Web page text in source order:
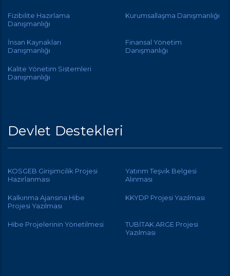
Fizibilite Hazırlama
Danışmanlığı
Kurumsallaşma Danışmanlığı
İnsan Kaynakları
Danışmanlığı
Finansal Yönetim
Danışmanlığı
Kalite Yönetim Sistemleri
Danışmanlığı
Devlet Destekleri
KOSGEB Girişimcilik Projesi
Hazırlanması
Yatırım Teşvik Belgesi
Alınması
Kalkınma Ajansına Hibe
Projesi Yazılması
KKYDP Projesi Yazılması
Hibe Projelerinin Yönetilmesi
TUBİTAK ARGE Projesi
Yazılması